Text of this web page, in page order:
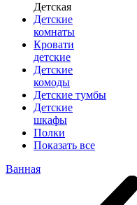
Детская
Детские
комнаты
Кровати
детские
Детские
комоды
Детские тумбы
Детские
шкафы
Полки
Показать все
Ванная